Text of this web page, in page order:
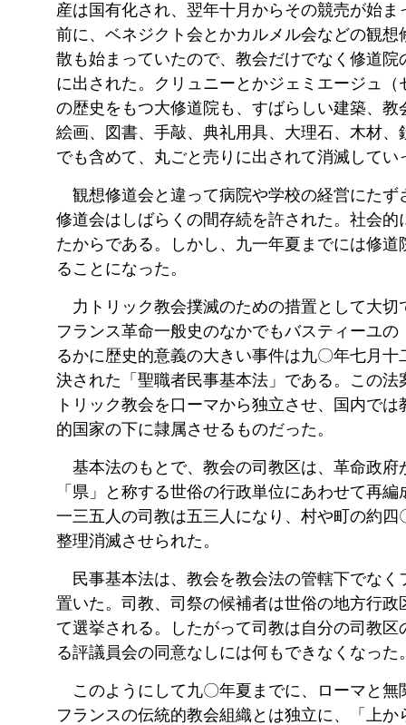
産は国有化され、翌年十月からその競売が始ま
前に、ベネジクト会とかカルメル会などの観想
散も始まっていたので、教会だけでなく修道院
に出された。クリュニーとかジェミエージュ（
の歴史をもつ大修道院も、すばらしい建築、教
絵画、図書、手敲、典礼用具、大理石、木材、
でも含めて、丸ごと売りに出されて消滅してい
観想修道会と違って病院や学校の経営にたず
修道会はしばらくの間存続を許された。社会的
たからである。しかし、九一年夏までには修道
ることになった。
力トリック教会撲滅のための措置として大切
フランス革命一般史のなかでもバスティーユの
るかに歴史的意義の大きい事件は九〇年七月十
決された「聖職者民事基本法」である。この法
トリック教会を口ーマから独立させ、国内で
的国家の下に隷属させるものだった。
基本法のもとで、教会の司教区は、革命政府
「県」と称する世俗の行政単位にあわせて再
一三五人の司教は五三人になり、村や町の約四
整理消滅させられた。
民事基本法は、教会を教会法の管轄下でなく
置いた。司教、司祭の候補者は世俗の地方行政
て選挙される。したがって司教は自分の司教区
る評議員会の同意なしには何もできなくなった
このようにして九〇年夏までに、ローマと無
フランスの伝統的教会組織とは独立に、「上か